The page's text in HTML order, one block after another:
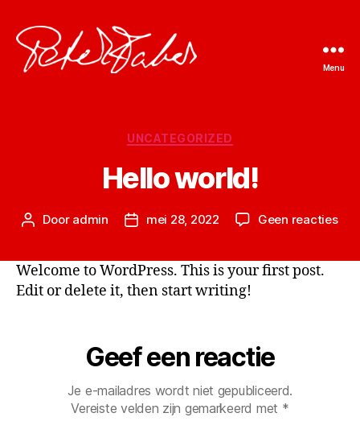
Menu
Categorieën
UNCATEGORIZED
Hello world!
Berichtauteur
Door admin Berichtdatum
mei 28, 2022 Geen reactiesop
Welcome to WordPress. This is your first post.
Edit or delete it, then start writing!
Geef een reactie
Je e-mailadres wordt niet gepubliceerd.
Vereiste velden zijn gemarkeerd met *